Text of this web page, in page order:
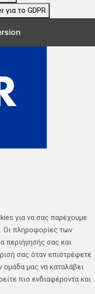
για το GDPR
για να σας παρέχουμε
Οι πληροφορίες των
περιήγησής σας και
σας όταν επιστρέφετε
μας να καταλάβει
πιο ενδιαφέροντα και